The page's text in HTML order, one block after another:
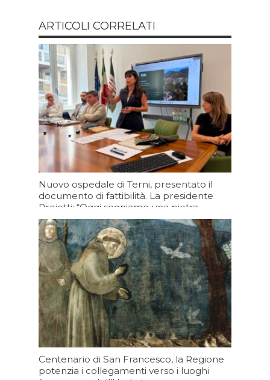
ARTICOLI CORRELATI
Nuovo ospedale di Terni, presentato il
documento di fattibilità. La presidente
Proietti: “Oggi segniamo una pietra
miliare per la sanità umbra”
Oggi 09:20
Centenario di San Francesco, la Regione
potenzia i collegamenti verso i luoghi